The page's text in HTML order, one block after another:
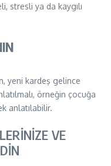
stresli ya da kaygılı
yeni kardeş gelince
örneğin çocuğa
anlatılabilir.
VE